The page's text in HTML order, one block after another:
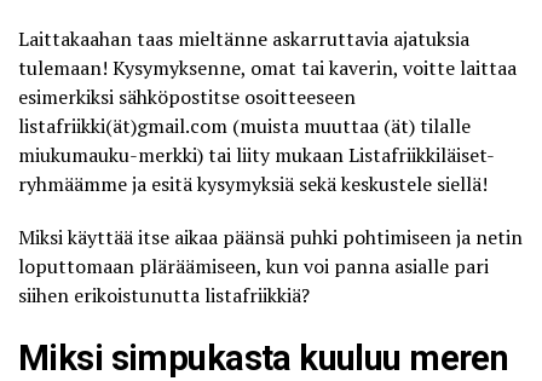
Laittakaahan taas mieltänne askarruttavia ajatuksia
tulemaan! Kysymyksenne, omat tai kaverin, voitte laittaa
esimerkiksi sähköpostitse osoitteeseen
listafriikki(ät)gmail.com (muista muuttaa (ät) tilalle
miukumauku-merkki) tai liity mukaanListafriikkiläiset-
ryhmäämmeja esitä kysymyksiä sekä keskustele siellä!
Miksi käyttää itse aikaa päänsä puhki pohtimiseen ja netin
loputtomaan pläräämiseen, kun voi panna asialle pari
siihen erikoistunutta listafriikkiä?
Miksi simpukasta kuuluu meren